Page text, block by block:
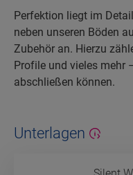
Perfektion liegt im
neben unseren Böden
Zubehör an. Hierzu
Profile und vieles mehr
abschließen können.
Unterlagen